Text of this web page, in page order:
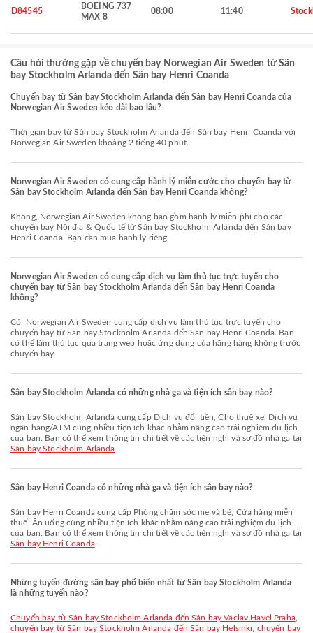
D84545
BOEING 737
MAX 8
08:00 11:40
Câu hỏi thường gặp về chuyến bay Norwegian Air Sweden từ Sân
bay Stockholm Arlanda đến Sân bay Henri Coanda
Chuyến bay từ Sân bay Stockholm Arlanda đến Sân bay Henri Coanda của
Norwegian Air Sweden kéo dài bao lâu?
Thời gian bay từ Sân bay Stockholm Arlanda đến Sân bay Henri Coanda với
Norwegian Air Sweden khoảng 2 tiếng 40 phút.
Norwegian Air Sweden có cung cấp hành lý miễn cước cho chuyến bay từ
Sân bay Stockholm Arlanda đến Sân bay Henri Coanda không?
Không, Norwegian Air Sweden không bao gồm hành lý miễn phí cho các
chuyến bay Nội địa & Quốc tế từ Sân bay Stockholm Arlanda đến Sân bay
Henri Coanda. Bạn cần mua hành lý riêng.
Norwegian Air Sweden có cung cấp dịch vụ làm thủ tục trực tuyến cho
chuyến bay từ Sân bay Stockholm Arlanda đến Sân bay Henri Coanda
không?
Có, Norwegian Air Sweden cung cấp dịch vụ làm thủ tục trực tuyến cho
chuyến bay từ Sân bay Stockholm Arlanda đến Sân bay Henri Coanda. Bạn
có thể làm thủ tục qua trang web hoặc ứng dụng của hãng hàng không trước
chuyến bay.
Sân bay Stockholm Arlanda có những nhà ga và tiện ích sân bay nào?
Sân bay Stockholm Arlanda cung cấp Dịch vụ đổi tiền, Cho thuê xe, Dịch vụ
ngân hàng/ATM cùng nhiều tiện ích khác nhằm nâng cao trải nghiệm du lịch
của bạn. Bạn có thể xem thông tin chi tiết về các tiện nghi và sơ đồ nhà ga tại
Sân bay Stockholm Arlanda
Sân bay Henri Coanda có những nhà ga và tiện ích sân bay nào?
Sân bay Henri Coanda cung cấp Phòng chăm sóc mẹ và bé, Cửa hàng miễn
thuế, Ăn uống cùng nhiều tiện ích khác nhằm nâng cao trải nghiệm du lịch
của bạn. Bạn có thể xem thông tin chi tiết về các tiện nghi và sơ đồ nhà ga tại
Sân bay Henri Coanda.
Những tuyến đường sân bay phổ biến nhất từ Sân bay Stockholm Arlanda
là những tuyến nào?
chuyến bay từ Sân bay Stockholm Arlanda đến Sân bay Václav Havel Praha,
chuyến bay từ Sân bay Stockholm Arlanda đến Sân bay Helsinki
chuyến bay